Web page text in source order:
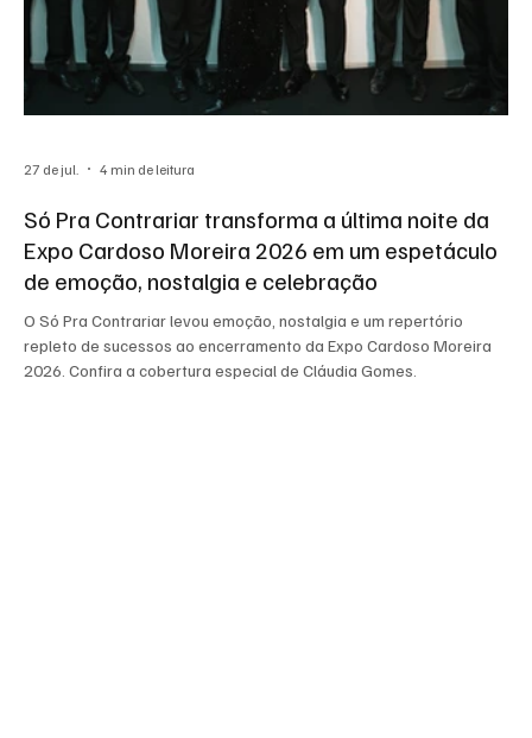
Só Pra Contrariar transforma a última noite da
Expo Cardoso Moreira 2026 em um espetáculo
de emoção, nostalgia e celebração
O Só Pra Contrariar levou emoção, nostalgia e um repertório
repleto de sucessos ao encerramento da Expo Cardoso Moreira
2026. Confira a cobertura especial de Cláudia Gomes.
27 de jul. 4 min de leitura